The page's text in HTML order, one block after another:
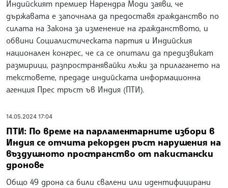
Индийският премиер Нарендра Моди заяви, че
държавата е започнала да предоставя гражданство по
силата на Закона за изменение на гражданството, и
обвини Социалистическата партия и Индийския
национален конгрес, че са се опитали да предизвикат
размирици, разпространявайки лъжи за прилагането на
текстовете, предаде индийската информационна
агенция Прес тръст ъв Индия (ПТИ).
14.05.2024 17:04
ПТИ: По време на парламентарните избори в
Индия се отчита рекорден ръст нарушения на
въздушното пространство от пакистански
дронове
Общо 49 дрона са били свалени или идентифицирани